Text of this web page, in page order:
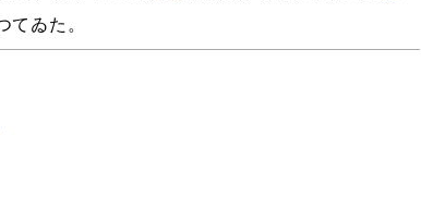
てゐた。